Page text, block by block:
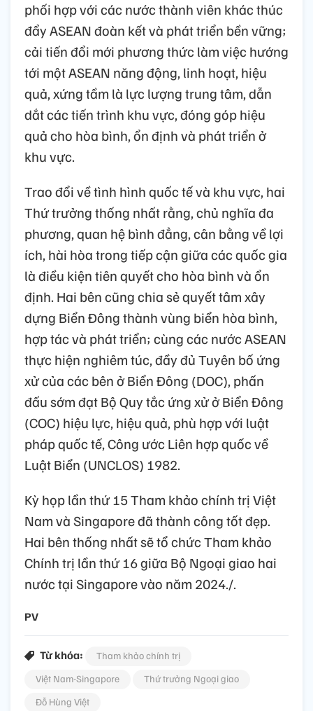
phối hợp với các nước thành viên khác thúc
đẩy ASEAN đoàn kết và phát triển bền vững;
cải tiến đổi mới phương thức làm việc hướng
tới một ASEAN năng động, linh hoạt, hiệu
quả, xứng tầm là lực lượng trung tâm, dẫn
dắt các tiến trình khu vực, đóng góp hiệu
quả cho hòa bình, ổn định và phát triển ở
khu vực.
Trao đổi về tình hình quốc tế và khu vực, hai
Thứ trưởng thống nhất rằng, chủ nghĩa đa
phương, quan hệ bình đẳng, cân bằng về lợi
ích, hài hòa trong tiếp cận giữa các quốc gia
là điều kiện tiên quyết cho hòa bình và ổn
định. Hai bên cũng chia sẻ quyết tâm xây
dựng Biển Đông thành vùng biển hòa bình,
hợp tác và phát triển; cùng các nước ASEAN
thực hiện nghiêm túc, đầy đủ Tuyên bố ứng
xử của các bên ở Biển Đông (DOC), phấn
đấu sớm đạt Bộ Quy tắc ứng xử ở Biển Đông
(COC) hiệu lực, hiệu quả, phù hợp với luật
pháp quốc tế, Công ước Liên hợp quốc về
Luật Biển (UNCLOS) 1982.
Kỳ họp lần thứ 15 Tham khảo chính trị Việt
Nam và Singapore đã thành công tốt đẹp.
Hai bên thống nhất sẽ tổ chức Tham khảo
Chính trị lần thứ 16 giữa Bộ Ngoại giao hai
nước tại Singapore vào năm 2024./.
PV
Từ khóa:
Tham khảo chính trị
Việt Nam-Singapore
Thứ trưởng Ngoại giao
Đỗ Hùng Việt